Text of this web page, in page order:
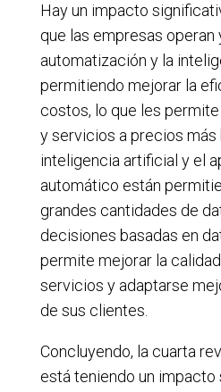
Hay un impacto
que las empresas operan
automatización y la
permitiendo mejorar la
costos, lo que les
y servicios a precios más
inteligencia artificial y el
automático están
grandes cantidades de
decisiones basadas en
permite mejorar la
servicios y adaptarse
de sus clientes.
Concluyendo, la cuarta
está teniendo un impacto